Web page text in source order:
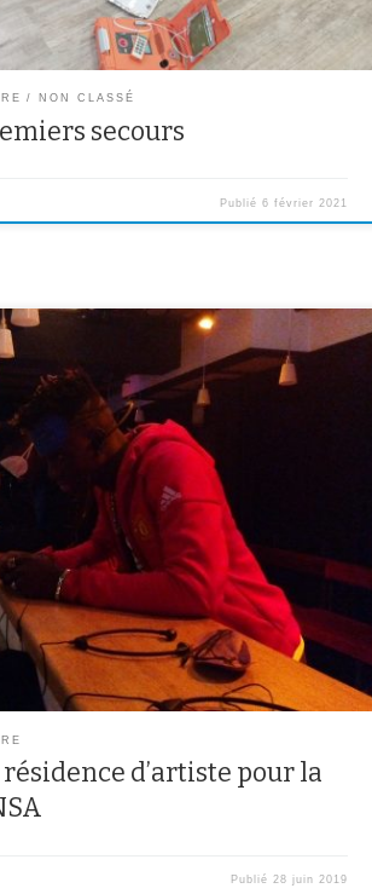
NON CLASSÉ
secours
Publié6 février 2021
de la résidence d’artiste avec le collectif Quatre
les classes participantes étaient disposées au
Gérard Philippe dans un parcours déambulatoire.
www.youtube.com/watch?
Les élèves de […]
d’artiste pour la
Publié28 juin 2019